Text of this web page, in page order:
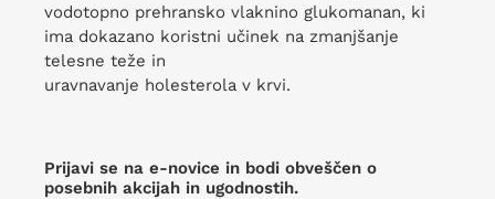
vodotopno prehransko vlaknino glukomanan, ki
ima dokazano koristni učinek na zmanjšanje
telesne teže in
uravnavanje holesterola v krvi.
Prijavi se na e-novice in bodi obveščen o
posebnih akcijah in ugodnostih.